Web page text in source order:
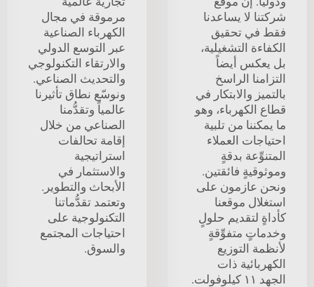
شركتنا لا يساعدنا
فقط في تحقيق
الكفاءة التشغيلية،
بل يعكس أيضاً
التزامنا الراسخ
بالتميز والابتكار في
قطاع الكهرباء، وهو
ما يمكننا من تلبية
احتياجات العملاء
المتنوِّعة بدقةٍ
وموثوقيةٍ فائقتين.
ونحن عازمون على
استغلال موقعنا
كأداةٍ لتقديم حلولٍ
وخدماتٍ متفوِّقةٍ
لأنظمة التوزيع
الكهربائية ذات
الجهد ١١ كيلوفولت.
مرموقة في مجال
الكهرباء الصناعية
عبر التوسع الدولي
والارتقاء التكنولوجي
والتحديث الصناعي.
ونوسّع نطاق تأثيرنا
عالمياً وتقدُّمنا
الصناعي من خلال
إقامة تحالفات
استراتيجية
والاستثمار في
الأبحاث والتطوير.
وتعتمد تقدُّماتنا
التكنولوجية على
احتياجات المجتمع
والسوق.